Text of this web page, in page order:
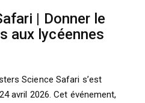
| Donner le
aux lycéennes
Science Safari s’est
avril 2026. Cet événement,